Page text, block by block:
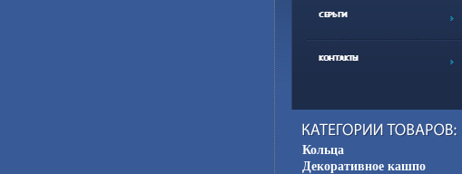
Кольца
Декоративное кашпо